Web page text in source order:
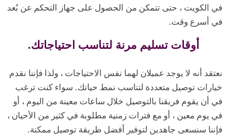
في الكويت ، حتى تتمكن من الحصول على جهاز التحكم عن بُعد
في أسرع وقت.
أوقات تسليم مرنة لتناسب احتياجاتك.
نعتقد أنه لا يوجد عميلان لهما نفس الاحتياجات ، ولذا فإننا نقدم
خيارات توصيل متعددة لتناسب نمط حياتك. سواء كنت ترغب
في أن يقوم فريقنا بالتوصيل خلال ساعات معينة من اليوم ، أو
في يوم معين ، أو مع فترات زمنية مطلوبة في كثير من الأحيان ،
فإننا سنسعى جاهدين لتوفير أفضل طريقة توصيل ممكنة.